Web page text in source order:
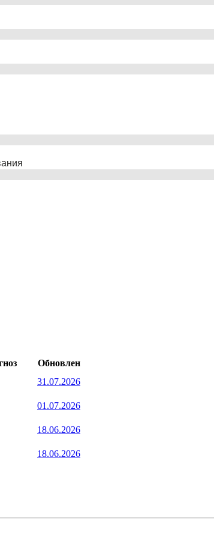
Обновлен
31.07.2026
01.07.2026
18.06.2026
18.06.2026